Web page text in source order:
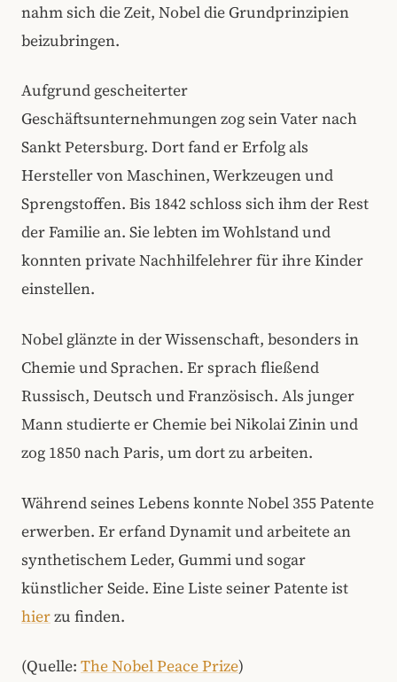
nahm sich die Zeit, Nobel die Grundprinzipien
beizubringen.
Aufgrund gescheiterter
Geschäftsunternehmungen zog sein Vater nach
Sankt Petersburg. Dort fand er Erfolg als
Hersteller von Maschinen, Werkzeugen und
Sprengstoffen. Bis 1842 schloss sich ihm der Rest
der Familie an. Sie lebten im Wohlstand und
konnten private Nachhilfelehrer für ihre Kinder
einstellen.
Nobel glänzte in der Wissenschaft, besonders in
Chemie und Sprachen. Er sprach fließend
Russisch, Deutsch und Französisch. Als junger
Mann studierte er Chemie bei Nikolai Zinin und
zog 1850 nach Paris, um dort zu arbeiten.
Während seines Lebens konnte Nobel 355 Patente
erwerben. Er erfand Dynamit und arbeitete an
synthetischem Leder, Gummi und sogar
künstlicher Seide. Eine Liste seiner Patente ist
hierzu finden.
(Quelle: The Nobel Peace Prize)